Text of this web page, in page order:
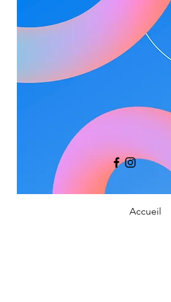
Accueil